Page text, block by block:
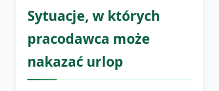
Sytuacje, w których
pracodawca może
nakazać urlop